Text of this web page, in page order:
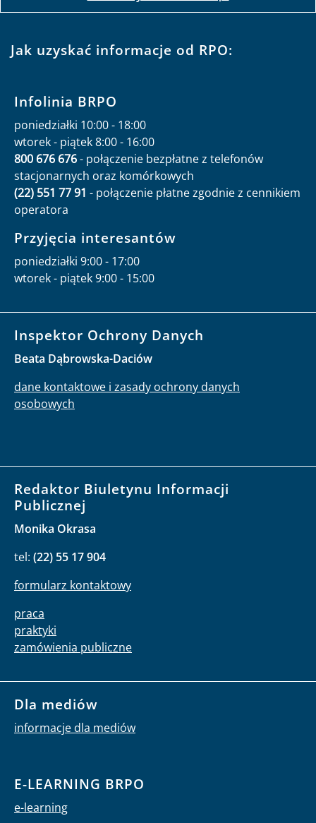
Jak uzyskać informacje od RPO:
Infolinia BRPO
poniedziałki 10:00 - 18:00
wtorek - piątek 8:00 - 16:00
800 676 676- połączenie bezpłatne z telefonów
stacjonarnych oraz komórkowych
(22) 551 77 91 - połączenie płatne zgodnie z cennikiem
operatora
Przyjęcia interesantów
poniedziałki 9:00 - 17:00
wtorek - piątek 9:00 - 15:00
Inspektor Ochrony Danych
Beata Dąbrowska-Daciów
dane kontaktowe i zasady ochrony danych
osobowych
Redaktor Biuletynu Informacji
Publicznej
Monika Okrasa
tel: (22) 55 17 904
formularz kontaktowy
praca
praktyki
zamówienia publiczne
Dla mediów
informacje dla mediów
E-LEARNING BRPO
e-learning